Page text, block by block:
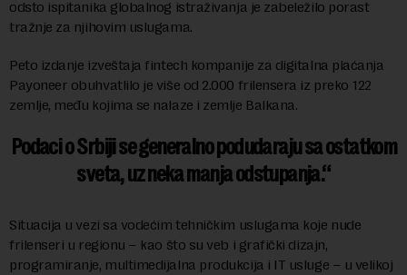
odsto ispitanika globalnog istraživanja je zabeležilo porast
tražnje za njihovim uslugama.
Peto izdanje izveštaja fintech kompanije za digitalna plaćanja
Payoneer obuhvatlilo je više od 2.000 frilensera iz preko 122
zemlje, među kojima se nalaze i zemlje Balkana.
Podaci o Srbiji se generalno podudaraju sa ostatkom
sveta, uz neka manja odstupanja.
Situacija u vezi sa vodećim tehničkim uslugama koje nude
frilenseri u regionu – kao što su veb i grafički dizajn,
programiranje, multimedijalna produkcija i IT usluge – u velikoj